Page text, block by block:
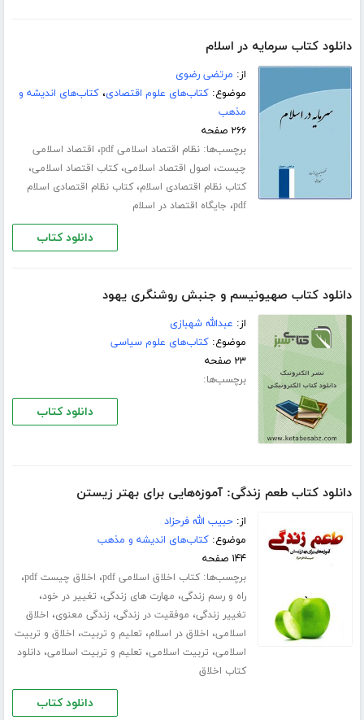
دانلود کتاب سرمایه در اسلام
از: مرتضی رضوی
موضوع:کتاب‌های علوم اقتصادی،کتاب‌های اندیشه و
مذهب
۲۶۶ صفحه
برچسب‌ها:نظام اقتصاد اسلامی pdf ، اقتصاد اسلامی
چیست، اصول اقتصاد اسلامی،کتاب اقتصاد اسلامی،
کتاب نظام اقتصادی اسلام،کتاب نظام اقتصادی اسلام
pdf، جایگاه اقتصاد در اسلام
دانلود کتاب
دانلود کتاب صهیونیسم و جنبش روشنگری یهود
از: عبدالله شهبازی
موضوع:کتاب‌های علوم سیاسی
۲۳ صفحه
برچسب‌ها:
دانلود کتاب
دانلود کتاب طعم زندگی: آموزه‌هایی برای بهتر زیستن
از:حبیب الله فرحزاد
موضوع:کتاب‌های اندیشه و مذهب
۱۴۴ صفحه
برچسب‌ها:کتاب اخلاق اسلامی pdf ، اخلاق چیست pdf ،
راه و رسم زندگی، مهارت های زندگی، تغییر در خود،
تغییر زندگی، موفقیت در زندگی، زندگی معنوی، اخلاق
اسلامی، اخلاق در اسلام، تعلیم و تربیت، اخلاق و تربیت
اسلامی، تربیت اسلامی، تعلیم و تربیت اسلامی،دانلود
کتاب اخلاق
دانلود کتاب